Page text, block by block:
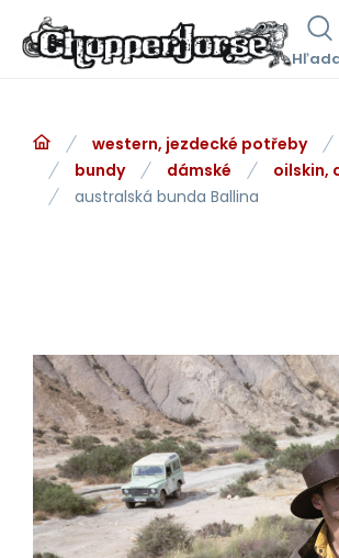
western, jezdecké potřeby
bundy
dámské
oilskin,
australská bunda Ballina